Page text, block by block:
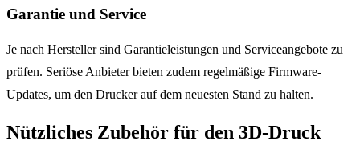
Garantie und Service
Je nach Hersteller sind Garantieleistungen und Serviceangebote zu
prüfen. Seriöse Anbieter bieten zudem regelmäßige Firmware-
Updates, um den Drucker auf dem neuesten Stand zu halten.
Nützliches Zubehör für den 3D-Druck